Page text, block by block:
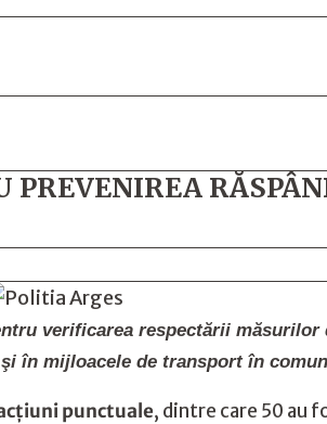
PREVENIREA
verificarea respectării
în mijloacele de transport în
punctuale, dintre care 50 au